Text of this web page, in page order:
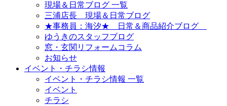
現場＆日常ブログ 一覧
三浦店長 現場＆日常ブログ
★事務員：海汐★ 日常＆商品紹介ブログ
ゆうきのスタッフブログ
窓・玄関リフォームコラム
お知らせ
イベント・チラシ情報
イベント・チラシ情報 一覧
イベント
チラシ